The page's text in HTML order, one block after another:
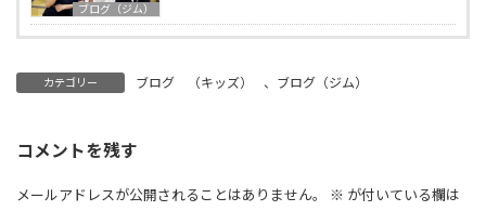
ブログ（ジム）
カテゴリー ブログ （キッズ） 、 ブログ（ジム）
コメントを残す
メールアドレスが公開されることはありません。 ※ が付いている欄は